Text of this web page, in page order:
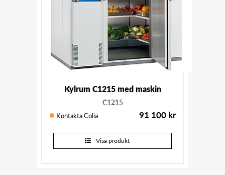
Kylrum C1215 med maskin
C1215
Kontakta Colia 91 100 kr
Visa produkt